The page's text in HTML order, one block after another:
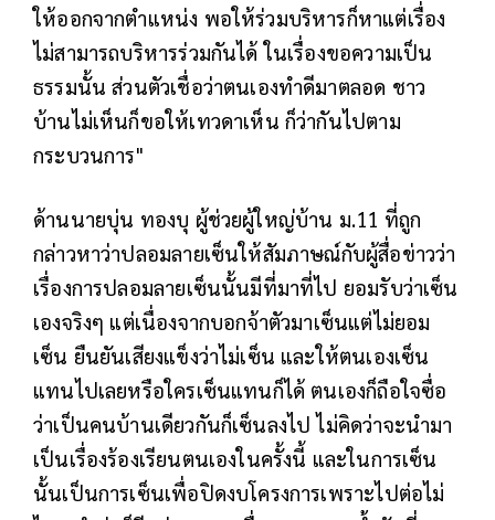
ให้ออกจากตำแหน่ง พอให้ร่วมบริหารก็หาแต่เรื่อง
ไม่สามารถบริหารร่วมกันได้ ในเรื่องขอความเป็น
ธรรมนั้น ส่วนตัวเชื่อว่าตนเองทำดีมาตลอด ชาว
บ้านไม่เห็นก็ขอให้เทวดาเห็น ก็ว่ากันไปตาม
กระบวนการ"
ด้านนายบุ่น ทองบุ ผู้ช่วยผู้ใหญ่บ้าน ม.11 ที่ถูก
กล่าวหาว่าปลอมลายเซ็นให้สัมภาษณ์กับผู้สื่อข่าวว่า
เรื่องการปลอมลายเซ็นนั้นมีที่มาที่ไป ยอมรับว่าเซ็น
เองจริงๆ แต่เนื่องจากบอกจ้าตัวมาเซ็นแต่ไม่ยอม
เซ็น ยืนยันเสียงแข็งว่าไม่เซ็น และให้ตนเองเซ็น
แทนไปเลยหรือใครเซ็นแทนก็ได้ ตนเองก็ถือใจซื่อ
ว่าเป็นคนบ้านเดียวกันก็เซ็นลงไป ไม่คิดว่าจะนำมา
เป็นเรื่องร้องเรียนตนเองในครั้งนี้ และในการเซ็น
นั้นเป็นการเซ็นเพื่อปิดงบโครงการเพราะไปต่อไม่